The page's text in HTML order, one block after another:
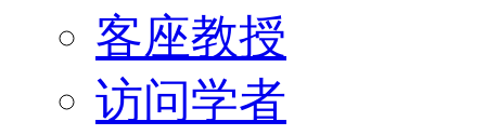
客座教授
访问学者